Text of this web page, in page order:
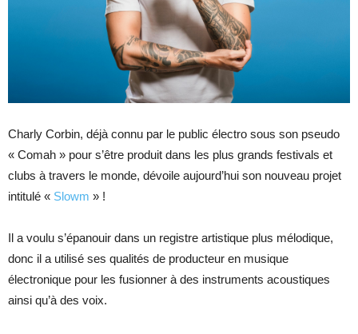
Charly Corbin, déjà connu par le public électro sous son pseudo
« Comah » pour s’être produit dans les plus grands festivals et
clubs à travers le monde, dévoile aujourd’hui son nouveau projet
intitulé « Slowm » !
Il a voulu s’épanouir dans un registre artistique plus mélodique,
donc il a utilisé ses qualités de producteur en musique
électronique pour les fusionner à des instruments acoustiques
ainsi qu’à des voix.